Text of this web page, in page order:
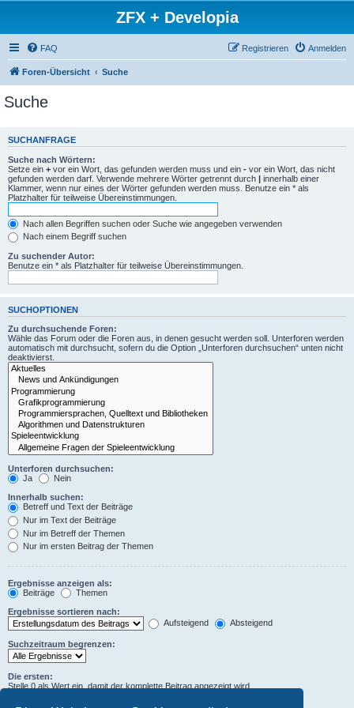
ZFX + Developia
FAQ Anmelden
Registrieren
Foren-Übersicht Suche
Suche
SUCHANFRAGE
Suche nach Wörtern:
Setze ein + vor ein Wort, das gefunden werden muss und ein - vor ein Wort, das nicht
gefunden werden darf. Verwende mehrere Wörter getrennt durch | innerhalb einer
Klammer, wenn nur eines der Wörter gefunden werden muss. Benutze ein * als
Platzhalter für teilweise Übereinstimmungen.
Nach allen Begriffen suchen oder Suche wie angegeben verwenden
Nach einem Begriff suchen
Zu suchender Autor:
Benutze ein * als Platzhalter für teilweise Übereinstimmungen.
SUCHOPTIONEN
Zu durchsuchende Foren:
Wähle das Forum oder die Foren aus, in denen gesucht werden soll. Unterforen werden
automatisch mit durchsucht, sofern du die Option „Unterforen durchsuchen“ unten nicht
deaktivierst.
Unterforen durchsuchen:
Ja
Nein
Innerhalb suchen:
Betreff und Text der Beiträge
Nur im Text der Beiträge
Nur im Betreff der Themen
Nur im ersten Beitrag der Themen
Ergebnisse anzeigen als:
Beiträge
Themen
Ergebnisse sortieren nach:
Aufsteigend
Absteigend
Suchzeitraum begrenzen:
Die ersten:
Stelle 0 als Wert ein, damit der komplette Beitrag angezeigt wird.